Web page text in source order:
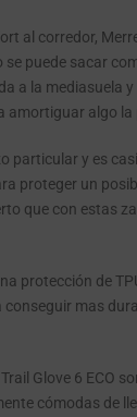
al corredor,
se puede sacar
a la mediasuela y
amortiguar algo la
particular y es
proteger un
que con estas
protección de
conseguir mas
Glove 6 ECO
cómodas de